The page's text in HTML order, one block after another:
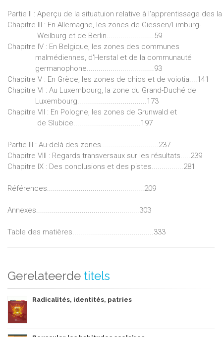
Partie II : Aperçu de la situatuion relative à l'apprentissage
Chapitre III : En Allemagne, les zones de Giessen/Limburg-
Weilburg et de Berlin........................59
Chapitre IV : En Belgique, les zones des communes
malmédiennes, d'Herstal et de la communauté
germanophone..................................93
Chapitre V : En Grèce, les zones de chios et de voiotia....141
Chapitre VI : Au Luxembourg, la zone du Grand-Duché de
Luxembourg...................................173
Chapitre VII : En Pologne, les zones de Grunwald et
de Slubice..................................197
Partie III : Au-delà des zones.............................237
Chapitre VIII : Regards transversaux sur les résultats.....239
Chapitre IX : Des conclusions et des pistes................281
Références.................................................209
Annexes....................................................303
Table des matières.........................................333
Gerelateerde titels
Radicalités, identités, patries